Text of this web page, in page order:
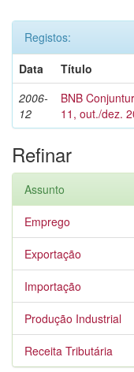
Registos:
Data
Título
2006-
12
BNB
11, out./dez.
Refinar
Assunto
Emprego
Exportação
Importação
Produção Industrial
Receita Tributária